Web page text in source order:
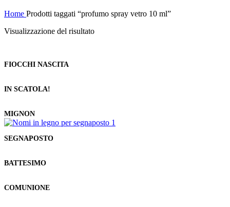
Home Prodotti taggati “profumo spray vetro 10 ml”
Visualizzazione del risultato
FIOCCHI NASCITA
IN SCATOLA!
MIGNON
SEGNAPOSTO
BATTESIMO
COMUNIONE